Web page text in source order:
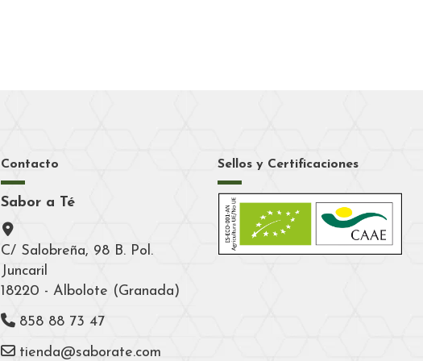
Contacto
Sabor a Té
C/ Salobreña, 98 B. Pol.
Juncaril
18220 - Albolote (Granada)
858 88 73 47
tienda@saborate.com
Sellos y Certificaciones